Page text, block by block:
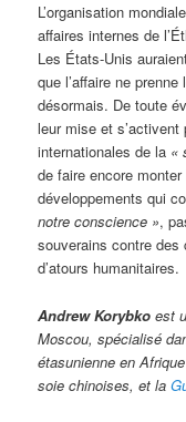
L’organisation
affaires internes de
Les États-Unis
que l’affaire ne
désormais. De toute
leur mise et
internationales de la «
de faire encore
développements qui
notre conscience »,
souverains contre des
d’atours humanitaires.
Andrew Korybko est
Moscou, spécialisé
étasunienne en
soie chinoises, et la